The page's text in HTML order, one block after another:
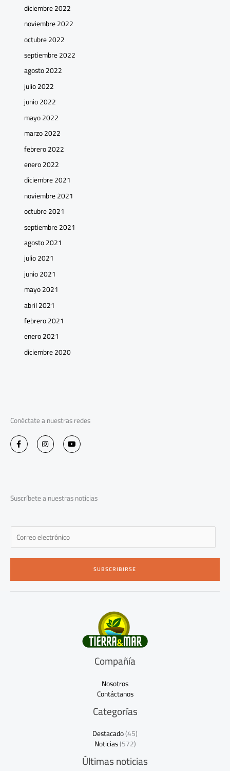
diciembre 2022
noviembre 2022
octubre 2022
septiembre 2022
agosto 2022
julio 2022
junio 2022
mayo 2022
marzo 2022
febrero 2022
enero 2022
diciembre 2021
noviembre 2021
octubre 2021
septiembre 2021
agosto 2021
julio 2021
junio 2021
mayo 2021
abril 2021
febrero 2021
enero 2021
diciembre 2020
Conéctate a nuestras redes
F
a
c
-
f
I
n
s
m
Y
o
u
Suscríbete a nuestras noticias
E
a
i
*
SUBSCRIBIRSE
Compañía
Nosotros
Contáctanos
Categorías
Destacado(45)
Noticias(572)
Últimas noticias